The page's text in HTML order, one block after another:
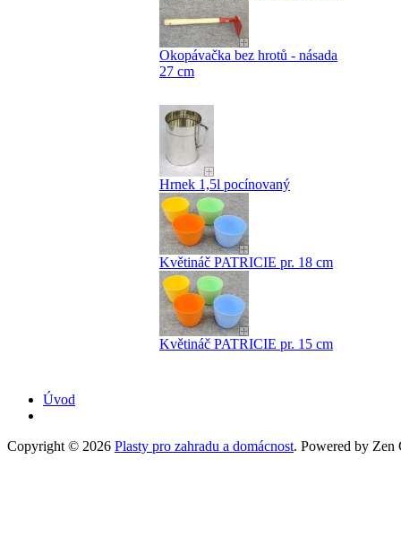
Okopávačka bez hrotů - násada
27 cm
Hrnek 1,5l pocínovaný
Květináč PATRICIE pr. 18 cm
Květináč PATRICIE pr. 15 cm
Úvod
Copyright © 2026 Plasty pro zahradu a domácnost. Powered by Zen